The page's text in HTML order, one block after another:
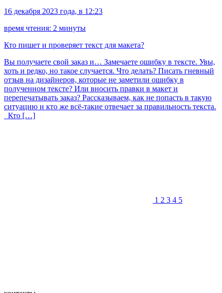
16 декабря 2023 года, в 12:23
время чтения: 2 минуты
Кто пишет и проверяет текст для макета?
Вы получаете свой заказ и… Замечаете ошибку в тексте. Увы,
хоть и редко, но такое случается. Что делать? Писать гневный
отзыв на дизайнеров, которые не заметили ошибку в
полученном тексте? Или вносить правки в макет и
перепечатывать заказ? Рассказываем, как не попасть в такую
ситуацию и кто же всё-такие отвечает за правильность текста.
Кто […]
1 2 3 4 5